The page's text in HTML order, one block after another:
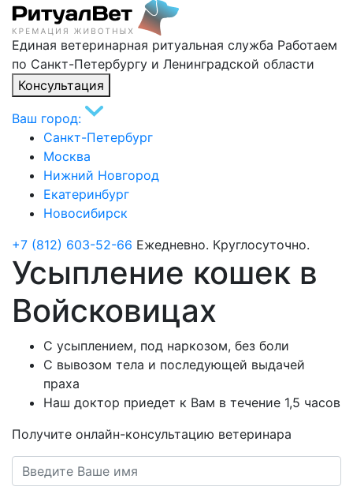
Единая ветеринарная ритуальная служба Работаем
по Санкт-Петербургу и Ленинградской области
Консультация
Ваш город:
Санкт-Петербург
Москва
Нижний Новгород
Екатеринбург
Новосибирск
+7 (812) 603-52-66 Ежедневно. Круглосуточно.
Усыпление кошек в
Войсковицах
С усыплением, под наркозом, без боли
С вывозом тела и последующей выдачей
праха
Наш доктор приедет к Вам в течение 1,5 часов
Получите онлайн-консультацию ветеринара